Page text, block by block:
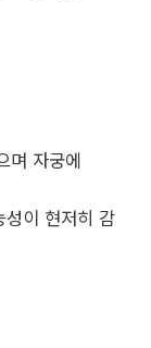
며 자궁에
성이 현저히 감